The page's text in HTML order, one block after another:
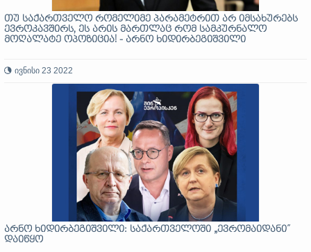
თუ საქართველო რომელიმე პარამეტრით არ იმსახურებს
ევროკავშირს, ეს არის მართლაც რომ სამკურნალო
მოღალატე ოპოზიცია! - არნო ხიდირბეგიშვილი
ივნისი 23 2022
არნო ხიდირბეგიშვილი: საქართველოში „ევრომაიდანი”
დაიწყო